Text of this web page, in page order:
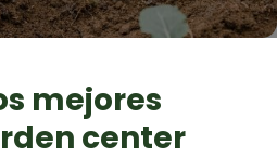
mejores
center